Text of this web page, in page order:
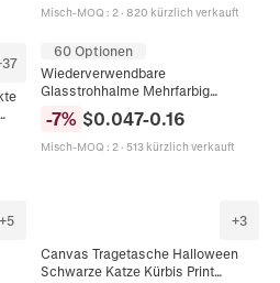
Misch-MOQ : 2· 820 kürzlich verkauft
37
60 Optionen
Wiederverwendbare
Glasstrohhalme Mehrfarbig
Gebogen Trinkhalme
Umweltfreundlich
-7% $0.047-0.16
Misch-MOQ : 2· 513 kürzlich verkauft
+5 +3
Canvas Tragetasche Halloween
Schwarze Katze Kürbis Print